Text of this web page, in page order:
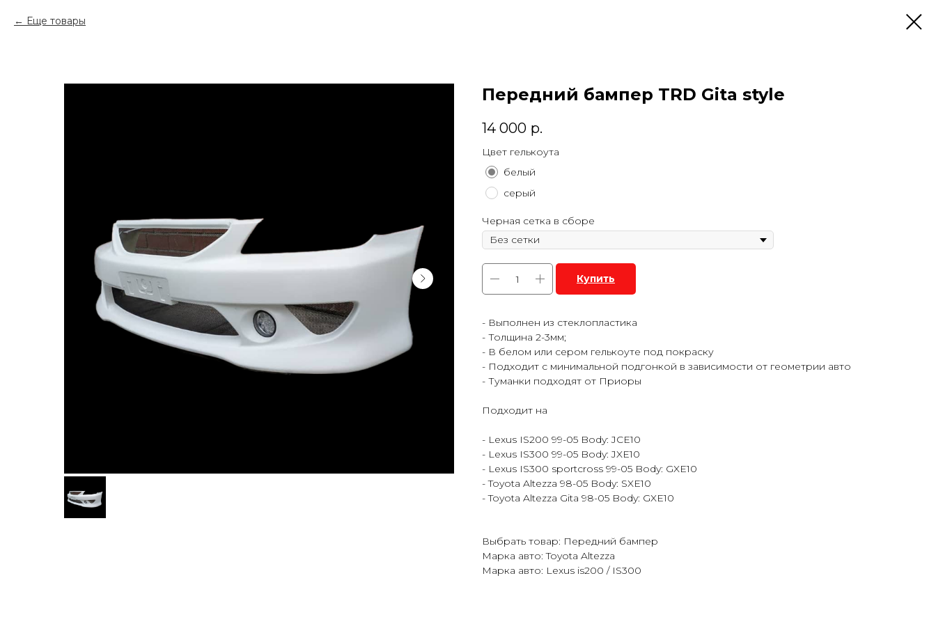
Еще товары
Передний бампер TRD Gita style
14 000 р.
Цвет гелькоута
белый
серый
Черная сетка в сборе
Купить
- Выполнен из стеклопластика
- Толщина 2-3мм;
- В белом или сером гелькоуте под покраску
- Подходит с минимальной подгонкой в зависимости от геометрии авто
- Туманки подходят от Приоры
Подходит на
- Lexus IS200 99-05 Body: JCE10
- Lexus IS300 99-05 Body: JXE10
- Lexus IS300 sportcross 99-05 Body: GXE10
- Toyota Altezza 98-05 Body: SXE10
- Toyota Altezza Gita 98-05 Body: GXE10
Выбрать товар: Передний бампер
Марка авто: Toyota Altezza
Марка авто: Lexus is200 / IS300